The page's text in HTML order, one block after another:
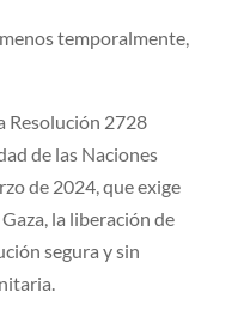
temporalmente,
Resolución 2728
de las Naciones
de 2024, que exige
la liberación de
segura y sin